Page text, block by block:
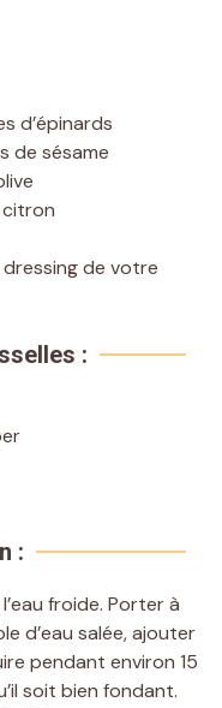
d’épinards
de sésame
citron
de votre
:
:
froide. Porter à
d’eau salée, ajouter
pendant environ 15
soit bien fondant.